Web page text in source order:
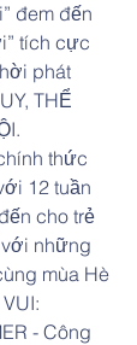
đem đến
tích cực
phát
THỂ
thức
12 tuần
cho trẻ
với những
mùa Hè
- Công